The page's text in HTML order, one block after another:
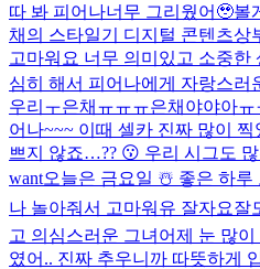
따 봐 피어나너무 그리웠어🥹볼
채의 스타일기 디지털 콘텐츠상
고마워요 너무 의미있고 소중한
심히 해서 피어나에게 자랑스러
우리ㅜ은채ㅠㅠㅠ은채야야아
어나~~~ 이때 셀카 진짜 많이
쁘지 않죠…?? 😗 우리 시그도
want오늘은 금요일 ☃️ 좋은 하루
나 놀아줘서 고마워유 잘자요잘
고 의심스러운 그녀 어제 눈 많이
였어.. 진짜 추우니까 따뜻하게